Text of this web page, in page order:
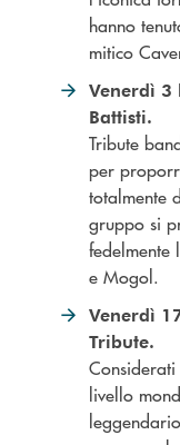
hanno
mitico
Venerdì
Battisti.
Tribute
per
totalmente
gruppo si
e Mogol.
Venerdì
Tribute.
livello